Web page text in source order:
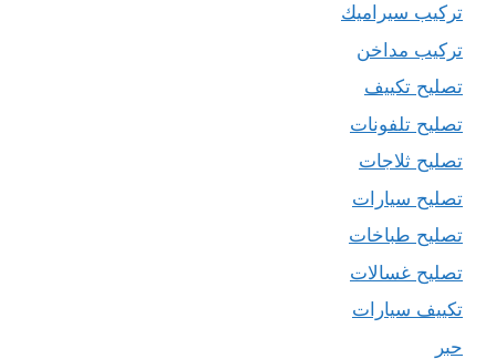
تركيب سيراميك
تركيب مداخن
تصليح تكييف
تصليح تلفونات
تصليح ثلاجات
تصليح سيارات
تصليح طباخات
تصليح غسالات
تكييف سيارات
حبر